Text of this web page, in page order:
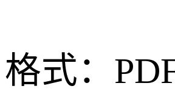
格式：